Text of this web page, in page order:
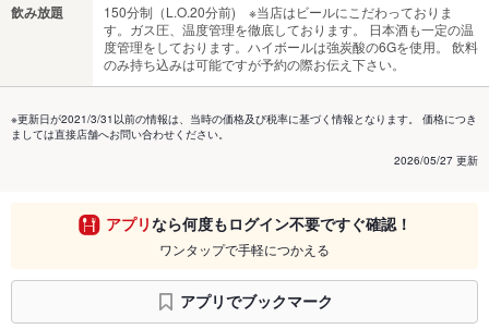
飲み放題
150分制（L.O.20分前) ※当店はビールにこだわっておりま
す。ガス圧、温度管理を徹底しております。 日本酒も一定の温
度管理をしております。ハイボールは強炭酸の6Gを使用。 飲料
のみ持ち込みは可能ですが予約の際お伝え下さい。
※更新日が2021/3/31以前の情報は、当時の価格及び税率に基づく情報となります。 価格につき
ましては直接店舗へお問い合わせください。
2026/05/27 更新
アプリなら何度もログイン不要ですぐ確認！
ワンタップで手軽につかえる
アプリでブックマーク